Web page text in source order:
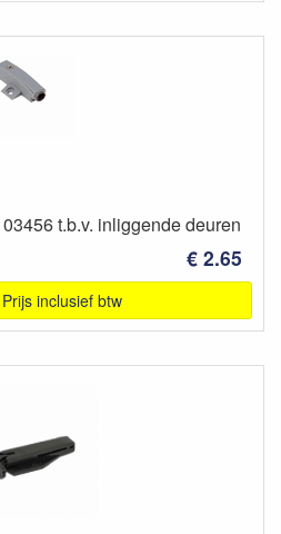
t.b.v. inliggende deuren
€ 2.65
inclusief btw